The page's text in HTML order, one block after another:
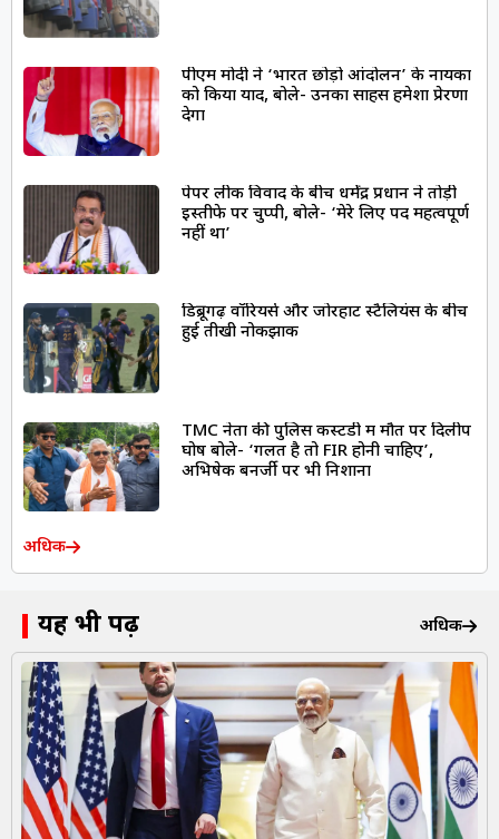
पीएम मोदी ने ‘भारत छोड़ो आंदोलन’ के नायकों
को किया याद, बोले- उनका साहस हमेशा प्रेरणा
देगा
पेपर लीक विवाद के बीच धर्मेंद्र प्रधान ने तोड़ी
इस्तीफे पर चुप्पी, बोले- ‘मेरे लिए पद महत्वपूर्ण
नहीं था’
डिब्रूगढ़ वॉरियर्स और जोरहाट स्टैलियंस के बीच
हुई तीखी नोकझोंक
TMC नेता की पुलिस कस्टडी में मौत पर दिलीप
घोष बोले- ‘गलत है तो FIR होनी चाहिए’,
अभिषेक बनर्जी पर भी निशाना
अधिक
यह भी पढ़ें अधिक